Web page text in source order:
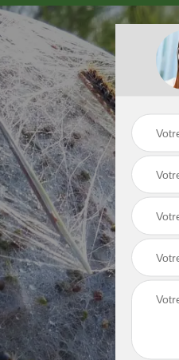
Dessouchage arbre
et haie 80